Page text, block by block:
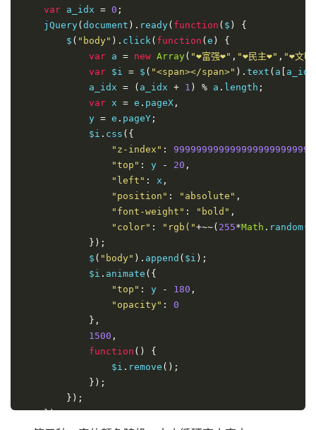
var a_idx = 0 ;
    jQuery
( document ). ready( function ( $ )
{
        $
( "body" ). click( function ( e )
{
var a = new Array( "❤富强❤" , "❤民主❤" , "❤文
var $i = $ ( "<span></span>" ). text ( a a_idx
            a_idx
= ( a_idx + 1 ) % a . length ;
var x = e . pageX ,
            y
= e . pageY ;
            $i
. css ({
"z-index" :
"top" : y - 20 ,
"left" : x ,
"position" : "absolute" ,
"font-weight" : "bold" ,
"color" : "rgb("+~~( 255*Math . random
});
            $
( "body" ). append ( $i );
            $i
. animate ({
"top" : y - 180 ,
"opacity" :
0
},
1500 ,
function ()
{
                $i
. remove ();
});
});
});